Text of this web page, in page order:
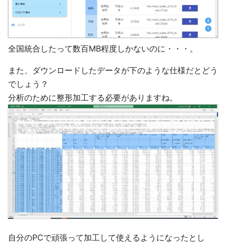
全国統合したって数百MB程度しかないのに・・・。
また、ダウンロードしたデータが下のような仕様だとどう
でしょう？
分析のために整形加工する必要がありますね。
自分のPCで頑張って加工して使えるようになったとし